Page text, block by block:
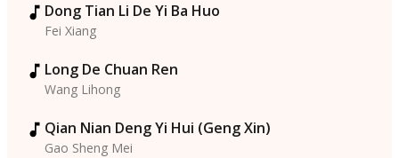
Dong Tian Li De Yi Ba Huo
Fei Xiang
Long De Chuan Ren
Wang Lihong
Qian Nian Deng Yi Hui (Geng Xin)
Gao Sheng Mei